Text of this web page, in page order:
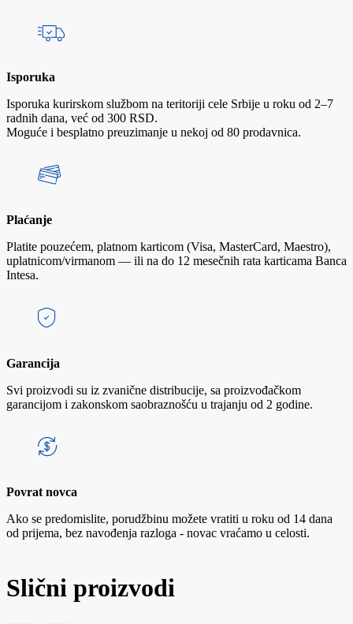
Isporuka
Isporuka kurirskom službom na teritoriji cele Srbije u roku od 2–7
radnih dana, već od 300 RSD.
Moguće i besplatno preuzimanje u nekoj od 80 prodavnica.
Plaćanje
Platite pouzećem, platnom karticom (Visa, MasterCard, Maestro),
uplatnicom/virmanom — ili na do 12 mesečnih rata karticama Banca
Intesa.
Garancija
Svi proizvodi su iz zvanične distribucije, sa proizvođačkom
garancijom i zakonskom saobraznošću u trajanju od 2 godine.
Povrat novca
Ako se predomislite, porudžbinu možete vratiti u roku od 14 dana
od prijema, bez navođenja razloga - novac vraćamo u celosti.
Slični proizvodi